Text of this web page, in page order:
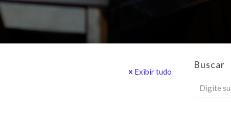
Exibir tudo
Buscar